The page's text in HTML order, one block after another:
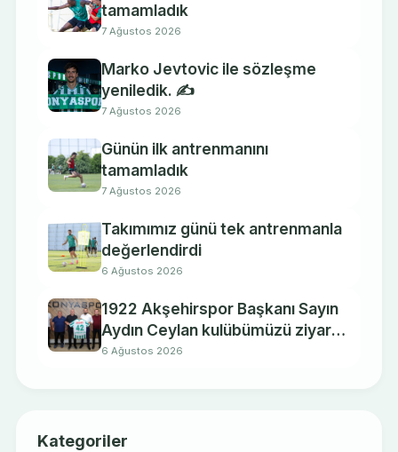
tamamladık
7 Ağustos 2026
Marko Jevtovic ile sözleşme
yeniledik. ✍️
7 Ağustos 2026
Günün ilk antrenmanını
tamamladık
7 Ağustos 2026
Takımımız günü tek antrenmanla
değerlendirdi
6 Ağustos 2026
1922 Akşehirspor Başkanı Sayın
Aydın Ceylan kulübümüzü ziyaret
etti.
6 Ağustos 2026
Kategoriler